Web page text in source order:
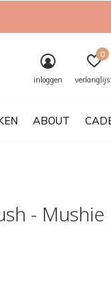
ABOUT
inloggen
0
- Mushie